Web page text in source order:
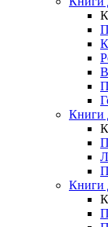
Книги
Книги